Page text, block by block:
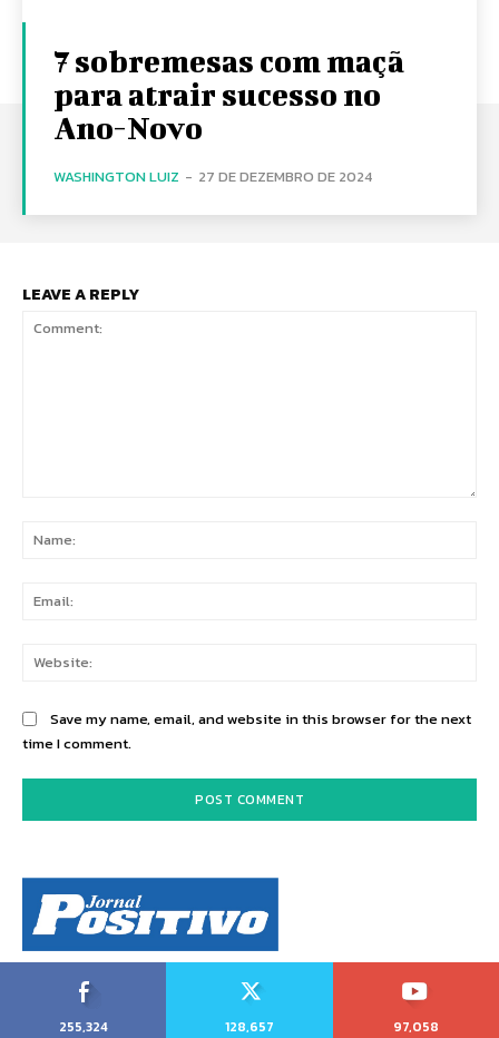
7 sobremesas com maçã
para atrair sucesso no
Ano-Novo
WASHINGTON LUIZ - 27 DE DEZEMBRO DE 2024
LEAVE A REPLY
Save my name, email, and website in this browser for the next
time I comment.
255,324
128,657
97,058